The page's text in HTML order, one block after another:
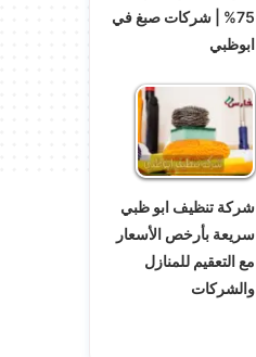
75% | شركات صبغ في
ابوظبي
شركة تنظيف ابو ظبي
سريعة بأرخص الأسعار
مع التعقيم للمنازل
والشركات